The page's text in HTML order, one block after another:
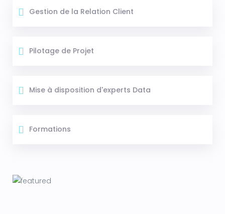
Gestion de la Relation Client
Pilotage de Projet
Mise à disposition d'experts Data
Formations